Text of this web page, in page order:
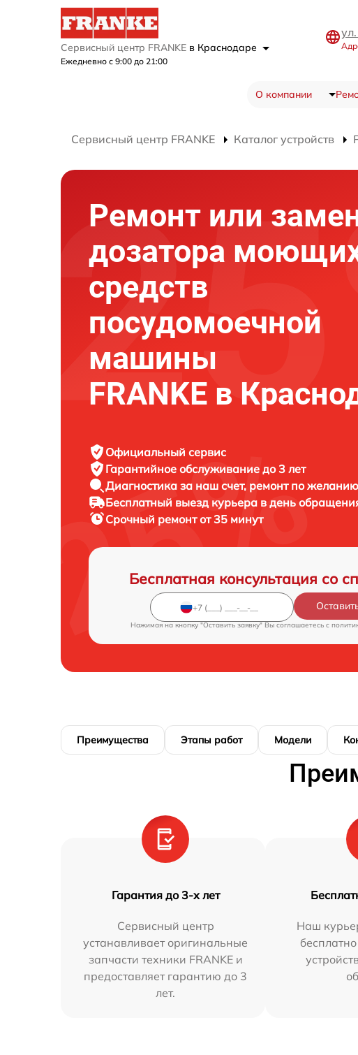
Сервисный центр FRANKE в Краснодаре
Ежедневно с 9:00 до 21:00
О компании
Сервисный центр FRANKE Каталог устройств
Ремонт или
дозатора
средств
посудомоечной
машины
FRANKE в
Официальный сервис
Гарантийное обслуживание до 3 лет
Диагностика за наш счет, ремонт по желанию
Бесплатный выезд курьера в день
Срочный ремонтот 35 минут
Бесплатная консультация со
Нажимая на кнопку "Оставить заявку" Вы соглашаетесь c
Преимущества Этапы работ Модели
Гарантия до 3-х лет
Сервисный центр
устанавливает оригинальные
запчасти техники FRANKE и
предоставляет гарантию до 3
лет.
Наш